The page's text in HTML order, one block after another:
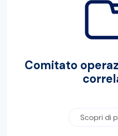
Comitato
Scopri di